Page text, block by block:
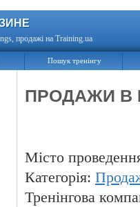
продажі на Training.ua
Пошук тренінгу
ПРОДАЖИ В
Місто
Категорія:
Тренінгова